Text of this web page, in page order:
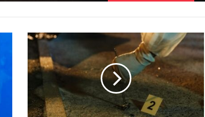
Autoridades
doble
asesinato
Río
Piedras